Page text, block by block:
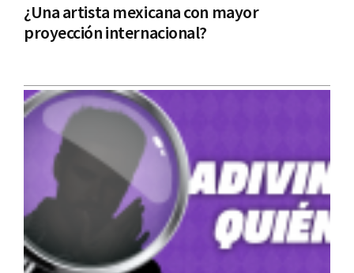
¿Una artista mexicana con mayor
proyección internacional?